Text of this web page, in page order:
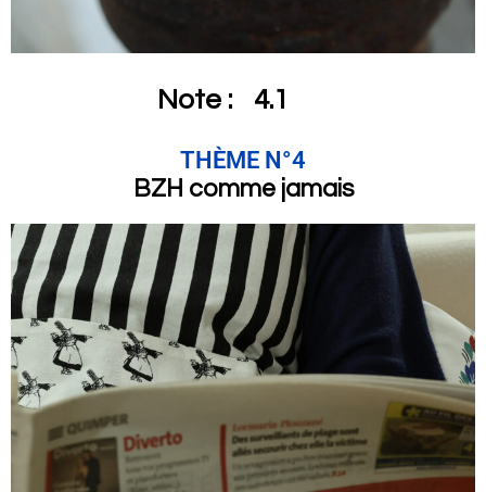
Note : 4.1
THÈME N°4
BZH comme jamais